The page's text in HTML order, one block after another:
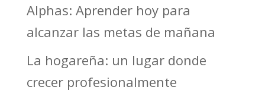
Alphas: Aprender hoy para
alcanzar las metas de mañana
La hogareña: un lugar donde
crecer profesionalmente